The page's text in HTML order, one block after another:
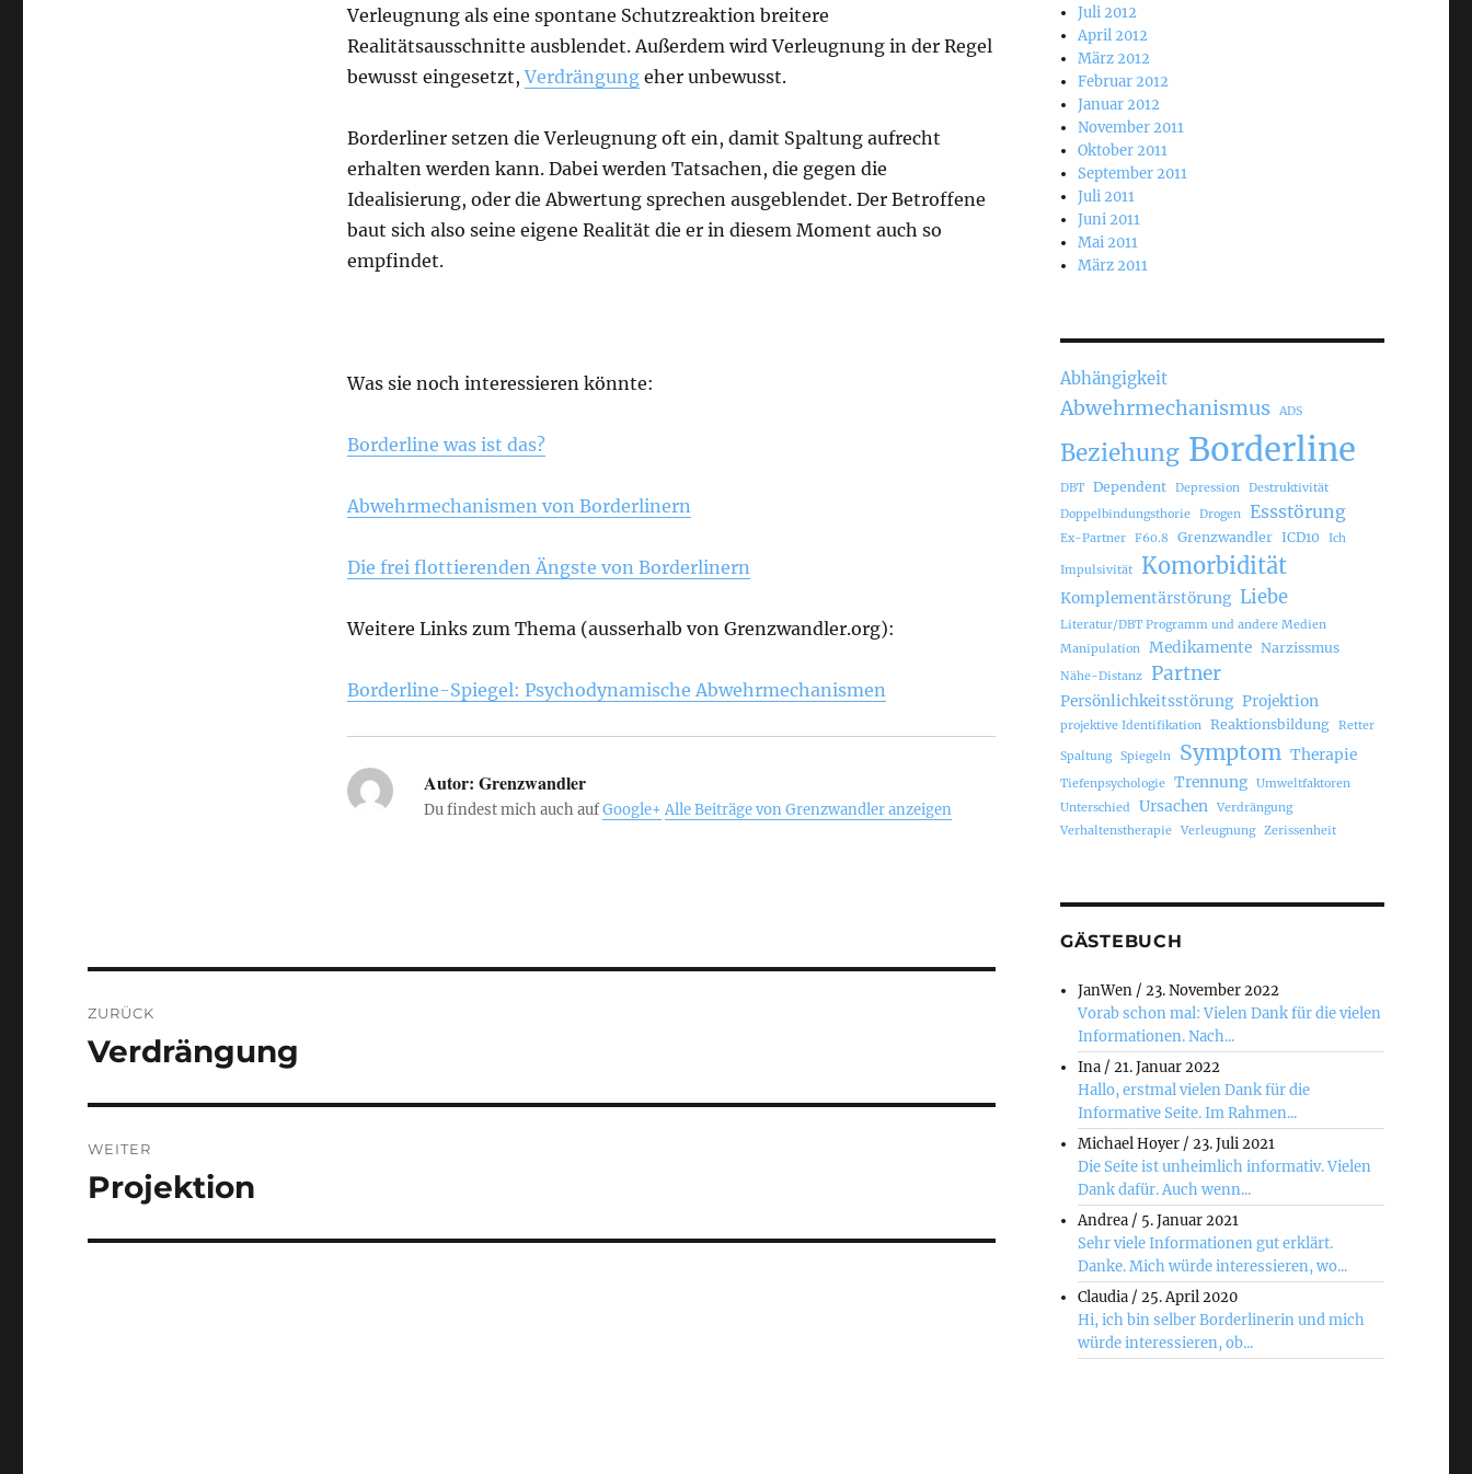
Verleugnung als eine spontane Schutzreaktion breitere
Realitätsausschnitte ausblendet. Außerdem wird Verleugnung in der Regel
bewusst eingesetzt,Verdrängungeher unbewusst.
Borderliner setzen die Verleugnung oft ein, damit Spaltung aufrecht
erhalten werden kann. Dabei werden Tatsachen, die gegen die
Idealisierung, oder die Abwertung sprechen ausgeblendet. Der Betroffene
baut sich also seine eigene Realität die er in diesem Moment auch so
empfindet.
Was sie noch interessieren könnte:
Borderline was ist das?
Abwehrmechanismen von Borderlinern
Die frei flottierenden Ängste von Borderlinern
Weitere Links zum Thema (ausserhalb von Grenzwandler.org):
Borderline-Spiegel: Psychodynamische Abwehrmechanismen
Autor: Grenzwandler
Du findest mich auch aufGoogle+ Alle Beiträge von Grenzwandler anzeigen
ZURÜCK
Vorheriger
Verdrängung
WEITER
Nächster
Projektion
Juli 2012
April 2012
März 2012
Februar 2012
Januar 2012
November 2011
Oktober 2011
September 2011
Juli 2011
Juni 2011
Mai 2011
März 2011
Abhängigkeit
Abwehrmechanismus ADS
Beziehung Borderline
DBT Dependent Depression
Destruktivität
Doppelbindungsthorie
Drogen Essstörung
Ex-Partner F60.8 Grenzwandler ICD10 Ich
Impulsivität Komorbidität
Komplementärstörung Liebe
Literatur/DBT Programm und andere Medien
Manipulation
Medikamente Narzissmus
Nähe-Distanz Partner
Persönlichkeitsstörung Projektion
projektive Identifikation Reaktionsbildung Retter
Spaltung Spiegeln Symptom Therapie
Tiefenpsychologie Trennung
Umweltfaktoren
Unterschied
Ursachen
Verdrängung
Verhaltenstherapie
Verleugnung Zerissenheit
GÄSTEBUCH
JanWen /23. November 2022
Vorab schon mal: Vielen Dank für die vielen
Informationen. Nach...
Ina /21. Januar 2022
Hallo, erstmal vielen Dank für die
Informative Seite. Im Rahmen...
Michael Hoyer /23. Juli 2021
Die Seite ist unheimlich informativ. Vielen
Dank dafür. Auch wenn...
Andrea / 5. Januar 2021
Sehr viele Informationen gut erklärt.
Danke. Mich würde interessieren, wo...
Claudia /25. April 2020
Hi, ich bin selber Borderlinerin und mich
würde interessieren, ob...